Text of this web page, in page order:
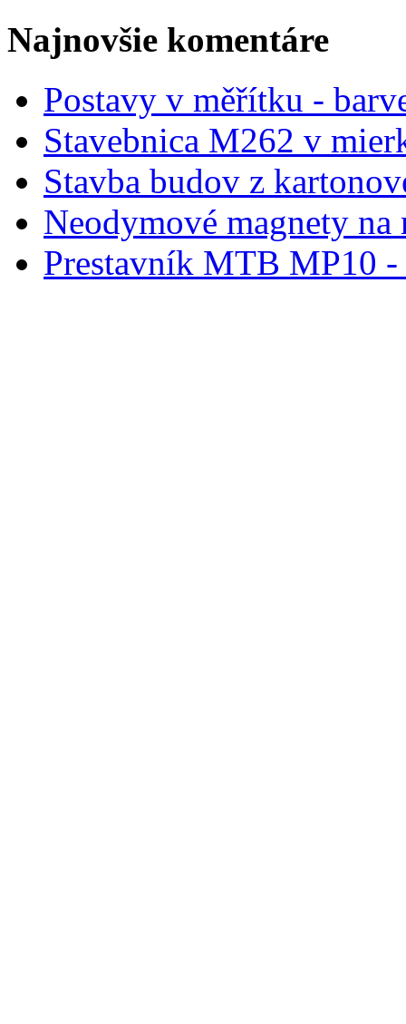
Najnovšie komentáre
Postavy v měřítku -
Stavebnica M262 v
Stavba budov z
Neodymové magnety na
Prestavník MTB MP10